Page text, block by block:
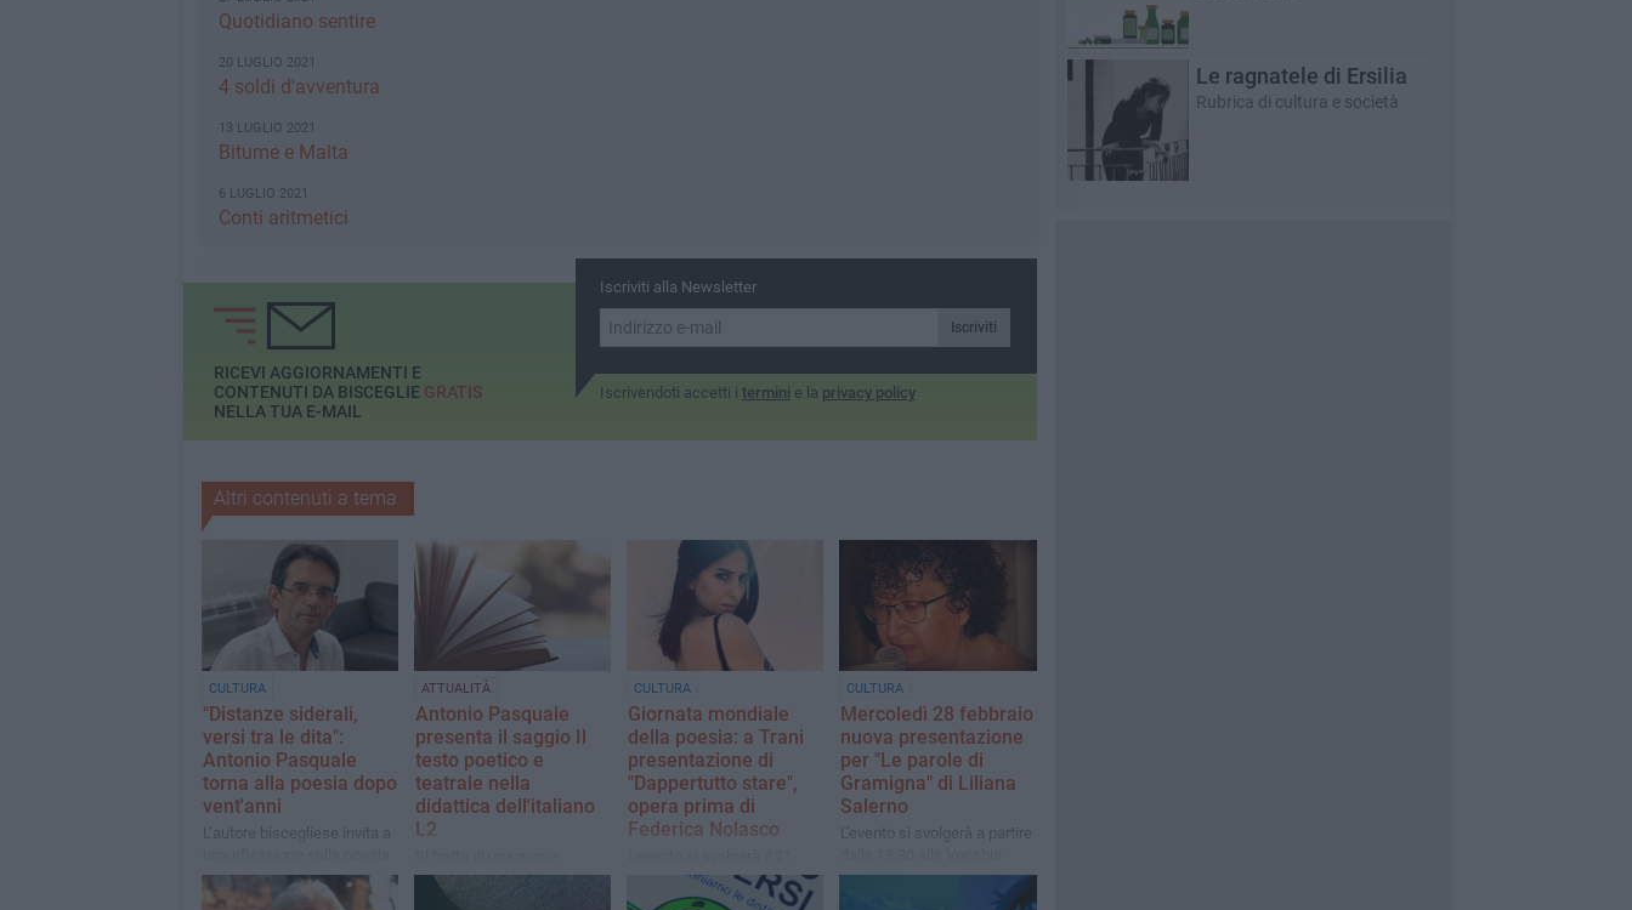
Quotidiano sentire
20 LUGLIO 2021
4 soldi d'avventura
13 LUGLIO 2021
Bitume e Malta
6 LUGLIO 2021
Conti aritmetici
Iscriviti alla Newsletter
Iscriviti
Iscrivendoti accetti i termini e la privacy policy
RICEVI AGGIORNAMENTI E
CONTENUTI DA BISCEGLIE GRATIS
NELLA TUA E-MAIL
Altri contenuti a tema
CULTURA
"Distanze siderali,
versi tra le dita":
Antonio Pasquale
torna alla poesia dopo
vent'anni
L’autore biscegliese invita a
ATTUALITÀ
Antonio Pasquale
presenta il saggio Il
testo poetico e
teatrale nella
didattica dell'italiano
L2
pubblicazione di ricerca del
professor Antonio Pasquale
CULTURA
Giornata mondiale
della poesia: a Trani
presentazione di
"Dappertutto stare",
opera prima di
Federica Nolasco
marzo dalle ore 18.00 nella
Biblioteca Comunale "G.
CULTURA
Mercoledì 28 febbraio
nuova presentazione
per "Le parole di
Gramigna" di Liliana
Salerno
L'evento si svolgerà a partire
Segherie Mastrototaro
Le ragnatele di Ersilia
Rubrica di cultura e società